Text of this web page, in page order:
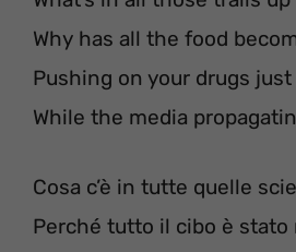
Why has all the food
Pushing on your drugs
While the media
Cosa c’è in tutte quelle
Perché tutto il cibo è stato